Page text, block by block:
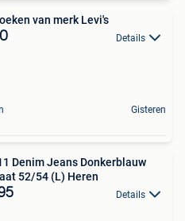
van merk Levi's
Details
Gisteren
Denim Jeans Donkerblauw
52/54 (L) Heren
Details